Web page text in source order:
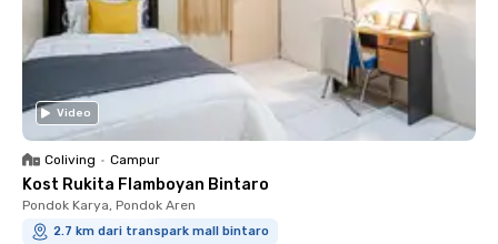
Video
Coliving • Campur
Kost Rukita Flamboyan Bintaro
Pondok Karya, Pondok Aren
2.7 km dari transpark mall bintaro